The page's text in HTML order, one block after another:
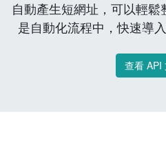
自動產生短網址，可以輕
是自動化流程中，快速導
查看 API